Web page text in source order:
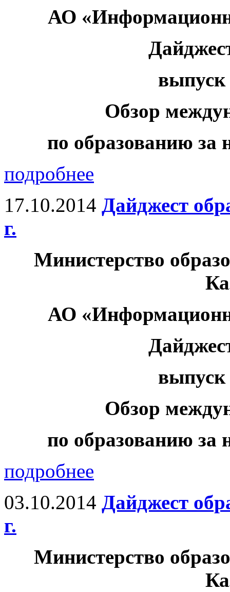
АО
выпуск
Обзор
по образованию за
подробнее
17.10.2014 Дайджест
г.
Министерство
АО
выпуск
Обзор
по образованию за
подробнее
03.10.2014 Дайджест
г.
Министерство